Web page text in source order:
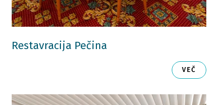
Restavracija Pečina
VEČ